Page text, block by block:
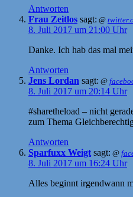
Antworten
Frau Zeitlos sagt: @
8. Juli 2017 um 21:00 Uhr
Danke. Ich hab das mal
Antworten
Jens Lordan sagt: @
8. Juli 2017 um 20:14 Uhr
#sharetheload – nicht
zum Thema
Antworten
Sparfuxx Weigt sagt: @
8. Juli 2017 um 16:24 Uhr
Alles beginnt irgendwann